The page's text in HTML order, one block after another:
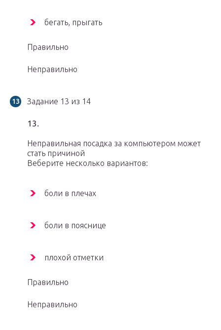
бегать, прыгать
Правильно
Неправильно
Задание 13 из 14
13.
Неправильная посадка за компьютером может
стать причиной
Веберите несколько вариантов:
боли в плечах
боли в пояснице
плохой отметки
Правильно
Неправильно